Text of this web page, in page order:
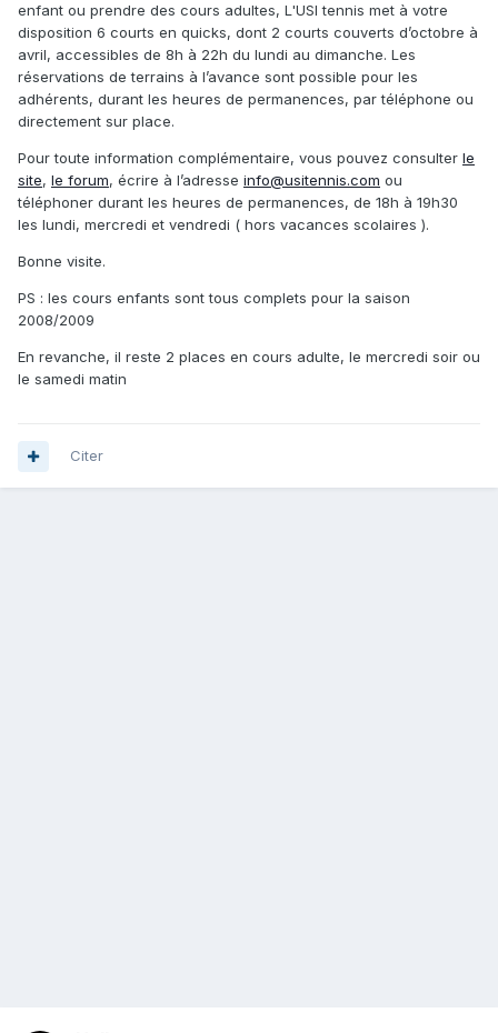
enfant ou prendre des cours adultes, L'USI tennis met à votre
disposition 6 courts en quicks, dont 2 courts couverts d’octobre à
avril, accessibles de 8h à 22h du lundi au dimanche. Les
réservations de terrains à l’avance sont possible pour les
adhérents, durant les heures de permanences, par téléphone ou
directement sur place.
Pour toute information complémentaire, vous pouvez consulter le
site, le forum, écrire à l’adresse info@usitennis.com ou
téléphoner durant les heures de permanences, de 18h à 19h30
les lundi, mercredi et vendredi ( hors vacances scolaires ).
Bonne visite.
PS : les cours enfants sont tous complets pour la saison
2008/2009
En revanche, il reste 2 places en cours adulte, le mercredi soir ou
le samedi matin
Citer